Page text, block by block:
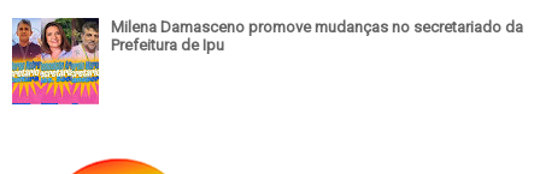
Milena Damasceno promove mudanças no secretariado da
Prefeitura de Ipu